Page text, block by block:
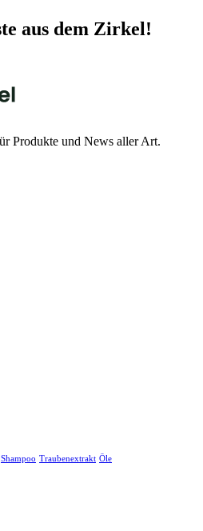
aus dem Zirkel!
Produkte und News aller Art.
Shampoo Traubenextrakt Öle